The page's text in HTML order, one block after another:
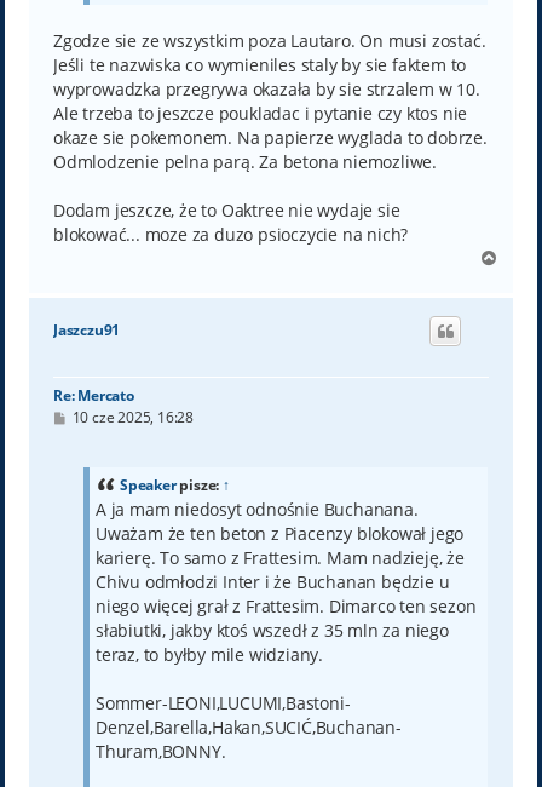
Zgodze sie ze wszystkim poza Lautaro. On musi zostać.
Jeśli te nazwiska co wymieniles staly by sie faktem to
wyprowadzka przegrywa okazała by sie strzalem w 10.
Ale trzeba to jeszcze poukladac i pytanie czy ktos nie
okaze sie pokemonem. Na papierze wyglada to dobrze.
Odmlodzenie pelna parą. Za betona niemozliwe.
Dodam jeszcze, że to Oaktree nie wydaje sie
blokować... moze za duzo psioczycie na nich?
g
Jaszczu91
Re: Mercato
P10 cze 2025, 16:28
Speakerpisze: ↑
A ja mam niedosyt odnośnie Buchanana.
Uważam że ten beton z Piacenzy blokował jego
karierę. To samo z Frattesim. Mam nadzieję, że
Chivu odmłodzi Inter i że Buchanan będzie u
niego więcej grał z Frattesim. Dimarco ten sezon
słabiutki, jakby ktoś wszedł z 35 mln za niego
teraz, to byłby mile widziany.
Sommer-LEONI,LUCUMI,Bastoni-
Denzel,Barella,Hakan,SUCIĆ,Buchanan-
Thuram,BONNY.